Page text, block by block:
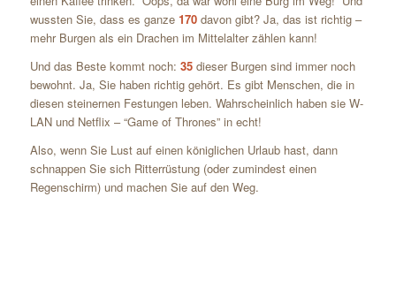
wussten Sie, dass es ganze 170davon gibt? Ja, das ist richtig –
mehr Burgen als ein Drachen im Mittelalter zählen kann!
Und das Beste kommt noch: 35dieser Burgen sind immer noch
bewohnt. Ja, Sie haben richtig gehört. Es gibt Menschen, die in
diesen steinernen Festungen leben. Wahrscheinlich haben sie W-
LAN und Netflix – “Game of Thrones” in echt!
Also, wenn Sie Lust auf einen königlichen Urlaub hast, dann
schnappen Sie sich Ritterrüstung (oder zumindest einen
Regenschirm) und machen Sie auf den Weg.